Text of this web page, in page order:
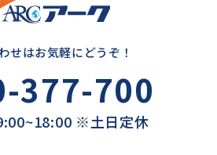
せはお気軽にどうぞ！
377-700
※土日定休